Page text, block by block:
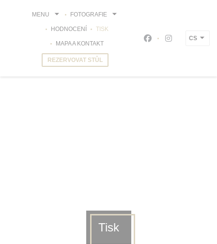
MENU FOTOGRAFIE
HODNOCENÍ TISK
MAPA A KONTAKT
REZERVOVAT STŮL
Facebook ((otevře
Instagram
CS
Tisk